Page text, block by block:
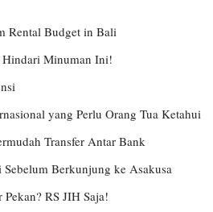
Rental Budget in Bali
Minuman Ini!
yang Perlu Orang Tua Ketahui
Transfer Antar Bank
Berkunjung ke Asakusa
RS JIH Saja!